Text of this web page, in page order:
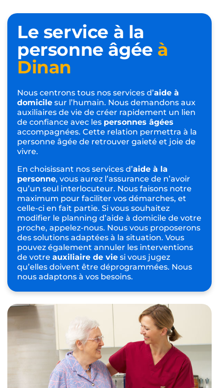
Le service à la
personne âgée à
Dinan
Nous centrons tous nos services d’aide à
domicile sur l’humain. Nous demandons aux
auxiliaires de vie de créer rapidement un lien
de confiance avec les personnes âgées
accompagnées. Cette relation permettra à la
personne âgée de retrouver gaieté et joie de
vivre.
En choisissant nos services d’aide à la
personne, vous aurez l’assurance de n’avoir
qu’un seul interlocuteur. Nous faisons notre
maximum pour faciliter vos démarches, et
celle-ci en fait partie. Si vous souhaitez
modifier le planning d’aide à domicile de votre
proche, appelez-nous. Nous vous proposerons
des solutions adaptées à la situation. Vous
pouvez également annuler les interventions
de votre auxiliaire de vie si vous jugez
qu’elles doivent être déprogrammées. Nous
nous adaptons à vos besoins.